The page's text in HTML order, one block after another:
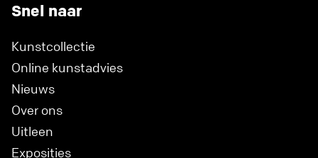
Snel naar
Kunstcollectie
Online kunstadvies
Nieuws
Over ons
Uitleen
Exposities